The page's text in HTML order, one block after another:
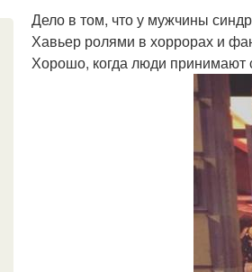
Дело в том, что у мужчины
Хавьер ролями в хоррорах и
Хорошо, когда люди принимают